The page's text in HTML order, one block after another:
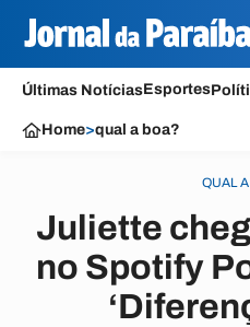
Últimas NotíciasEsportes
Home>qual a boa?
QUAL
Juliette
no Spotify